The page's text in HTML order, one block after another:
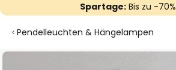
Spartage:Bis zu -70%
Pendelleuchten & Hängelampen
Zum